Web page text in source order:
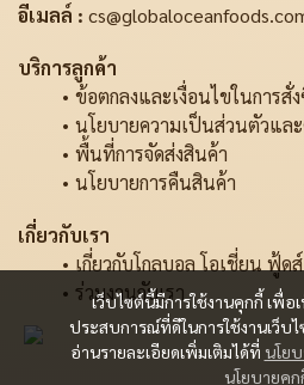
เว็บไซต์นี้มีการใช้งานคุกกี้ เพื่
ประสบการณ์ที่ดีในการใช้งานเว็บ
อ่านรายละเอียดเพิ่มเติมได้ที่ นโย
นโยบายคุก
อีเมลล์ :
บริการลูกค้า
ข้อตกลงและเงื่อนไขในการสั่
นโยบายความเป็นส่วนตัวแล
พื้นที่การจัดส่งสินค้า
นโยบายการคืนสินค้า
เกี่ยวกับเรา
เกี่ยวกับโกลบอล โอเชี่ยน ฟู้ดส์
ร่วมงานกับเรา